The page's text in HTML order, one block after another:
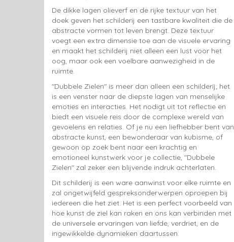
De dikke lagen olieverf en de rijke textuur van het
doek geven het schilderij een tastbare kwaliteit die de
abstracte vormen tot leven brengt. Deze textuur
voegt een extra dimensie toe aan de visuele ervaring
en maakt het schilderij niet alleen een lust voor het
oog, maar ook een voelbare aanwezigheid in de
ruimte.
"Dubbele Zielen" is meer dan alleen een schilderij; het
is een venster naar de diepste lagen van menselijke
emoties en interacties. Het nodigt uit tot reflectie en
biedt een visuele reis door de complexe wereld van
gevoelens en relaties. Of je nu een liefhebber bent van
abstracte kunst, een bewonderaar van kubisme, of
gewoon op zoek bent naar een krachtig en
emotioneel kunstwerk voor je collectie, "Dubbele
Zielen" zal zeker een blijvende indruk achterlaten.
Dit schilderij is een ware aanwinst voor elke ruimte en
zal ongetwijfeld gespreksonderwerpen oproepen bij
iedereen die het ziet. Het is een perfect voorbeeld van
hoe kunst de ziel kan raken en ons kan verbinden met
de universele ervaringen van liefde, verdriet, en de
ingewikkelde dynamieken daartussen.